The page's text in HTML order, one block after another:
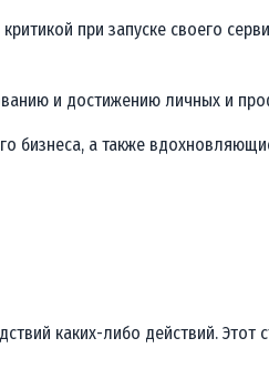
при запуске своего
и достижению личных и
бизнеса, а также
каких-либо действий. Этот